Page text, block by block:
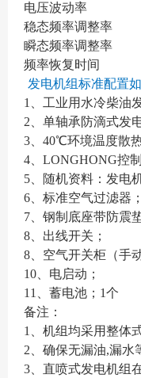
电压波动率
稳态频率调整率
瞬态频率调整率
频率恢复时间
发电机组标准配置
1、工业用水冷柴油
2、单轴承防滴式发
3、40℃环境温度散
4、LONGHONG控
5、随机资料：发电
6、标准空气过滤器
7、钢制底座带防震
8、出线开关；
8、空气开关柜（手
10、电启动；
11、蓄电池；1个
备注：
1、机组均采用整体
2、确保无漏油,漏水
3、直喷式发电机组